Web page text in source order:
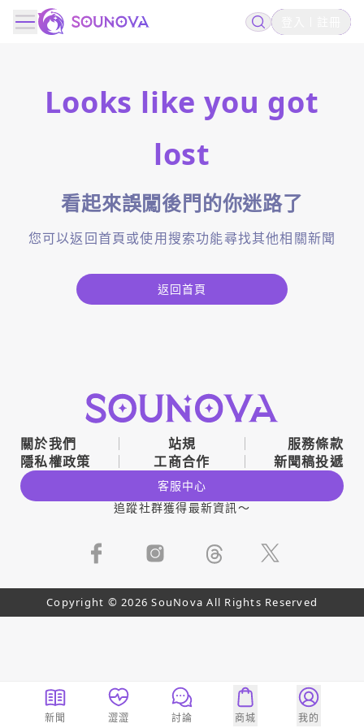
Looks like you got
lost
看起來誤闖後門的你迷路了
您可以返回首頁或使用搜索功能尋找其他相關新聞
返回首頁
關於我們 站規
服務條款
隱私權政策
工商合作 新聞稿投遞
客服中心
追蹤社群獲得最新資訊～
Copyright © 2026 SouNova All Rights Reserved
新聞 澀澀 討論 商城 我的